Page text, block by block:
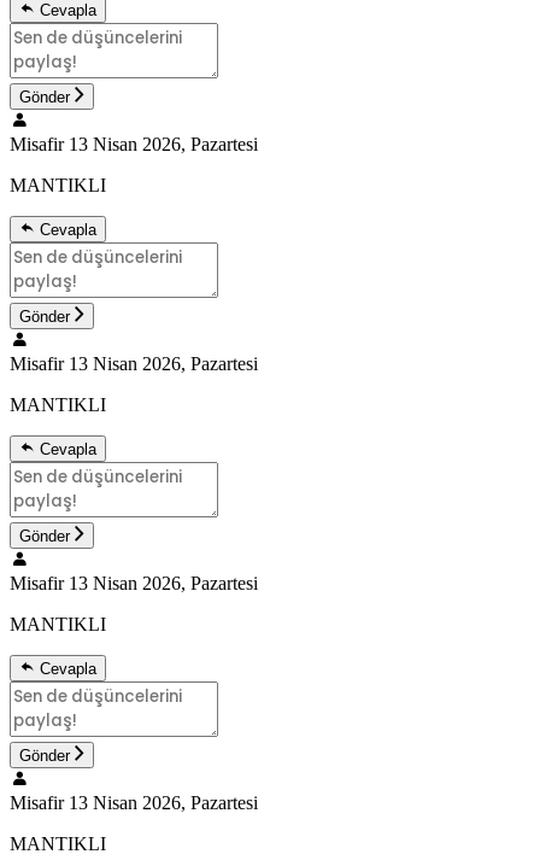
Cevapla
Gönder
Misafir 13 Nisan 2026, Pazartesi
MANTIKLI
Cevapla
Gönder
Misafir 13 Nisan 2026, Pazartesi
MANTIKLI
Cevapla
Gönder
Misafir 13 Nisan 2026, Pazartesi
MANTIKLI
Cevapla
Gönder
Misafir 13 Nisan 2026, Pazartesi
MANTIKLI